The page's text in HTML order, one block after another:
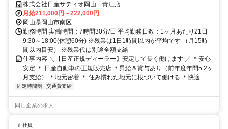
への転勤無し！誰もが知る安心な会社！賞与5.2か月支給！（昨年度実
績）
株式会社日産サティオ岡山 青江店
月給211,000円～222,000円
岡山県岡山市南区
勤務時間 実働時間：7時間30分/日 平均勤務日数：1ヶ月あたり21日
9:30～18:00(休憩60分) ※残業は1日1時間以内が平均です （月15時
間以内目安） ※残業代は別途全額支給
仕事内容 ＼【日産正規ディーラー】安定して長く働けます ／ ＊安心
安定 ＊ 日産自動車の正規販売店 ＊昇給＆賞与あり（前年度年間5.2ヶ
月支給） ＊地元密着 ＊ 住み慣れた地元に根づいて働ける ＊快適...
固定時間制 交通費支給
同じ企業の求人
正社員